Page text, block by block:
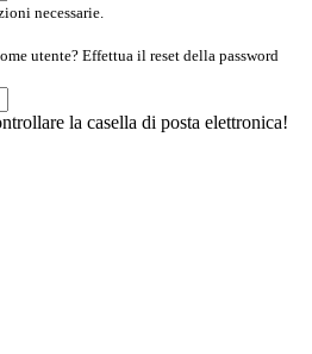
necessarie.
utente? Effettua il reset della password
la casella di posta elettronica!